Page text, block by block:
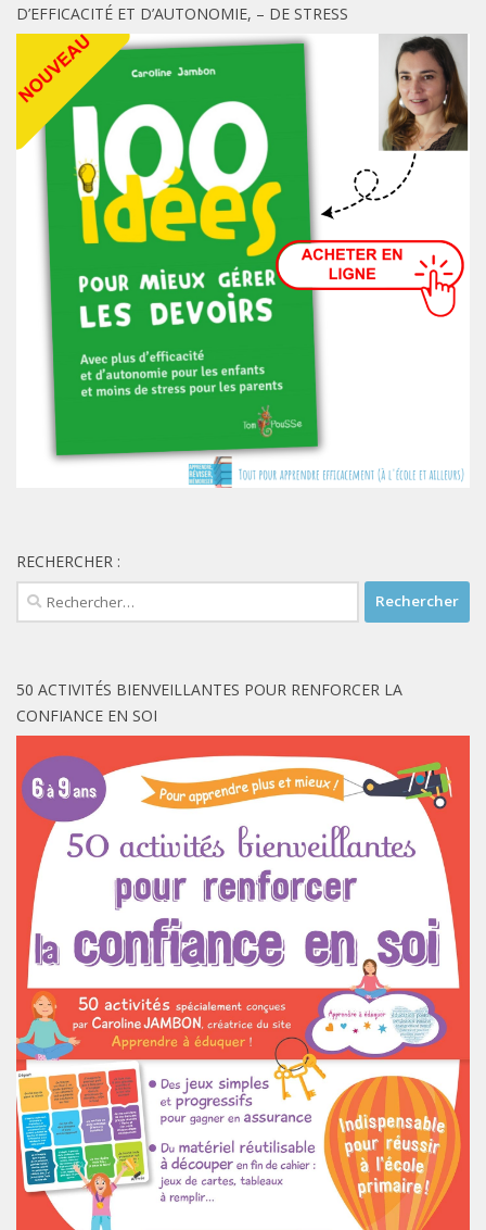
D’EFFICACITÉ ET D’AUTONOMIE, – DE STRESS
RECHERCHER :
Rechercher :
50 ACTIVITÉS BIENVEILLANTES POUR RENFORCER LA
CONFIANCE EN SOI